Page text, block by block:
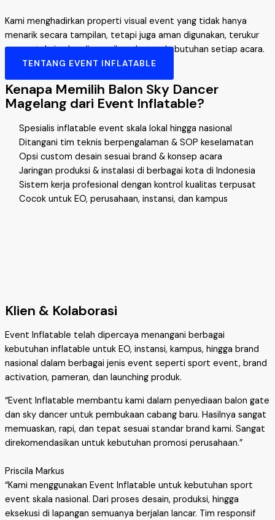
Kami menghadirkan properti visual event yang tidak hanya
menarik secara tampilan, tetapi juga aman digunakan, terukur
secara teknis, dan disesuaikan dengan kebutuhan setiap acara.
TENTANG EVENT INFLATABLE
Kenapa Memilih Balon Sky Dancer
Magelang dari Event Inflatable?
Spesialis inflatable event skala lokal hingga nasional
Ditangani tim teknis berpengalaman & SOP keselamatan
Opsi custom desain sesuai brand & konsep acara
Jaringan produksi & instalasi di berbagai kota di Indonesia
Sistem kerja profesional dengan kontrol kualitas terpusat
Cocok untuk EO, perusahaan, instansi, dan kampus
Klien & Kolaborasi
Event Inflatable telah dipercaya menangani berbagai
kebutuhan inflatable untuk EO, instansi, kampus, hingga brand
nasional dalam berbagai jenis event seperti sport event, brand
activation, pameran, dan launching produk.
“Event Inflatable membantu kami dalam penyediaan balon gate
dan sky dancer untuk pembukaan cabang baru. Hasilnya sangat
memuaskan, rapi, dan tepat sesuai standar brand kami. Sangat
direkomendasikan untuk kebutuhan promosi perusahaan.”
Priscila Markus
“Kami menggunakan Event Inflatable untuk kebutuhan sport
event skala nasional. Dari proses desain, produksi, hingga
eksekusi di lapangan semuanya berjalan lancar. Tim responsif